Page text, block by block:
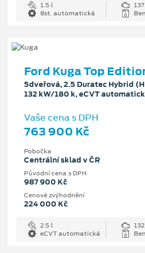
1.5 l
8st. automatická
Ford Kuga Top
5dveřová, 2.5 Duratec Hybrid
132 kW/180 k, eCVT
Vaše cena s DPH
763 900 Kč
Pobočka
Centrální sklad v ČR
Původní cena s DPH
987 900 Kč
Cenové zvýhodnění
224 000 Kč
2.5 l
eCVT automatická